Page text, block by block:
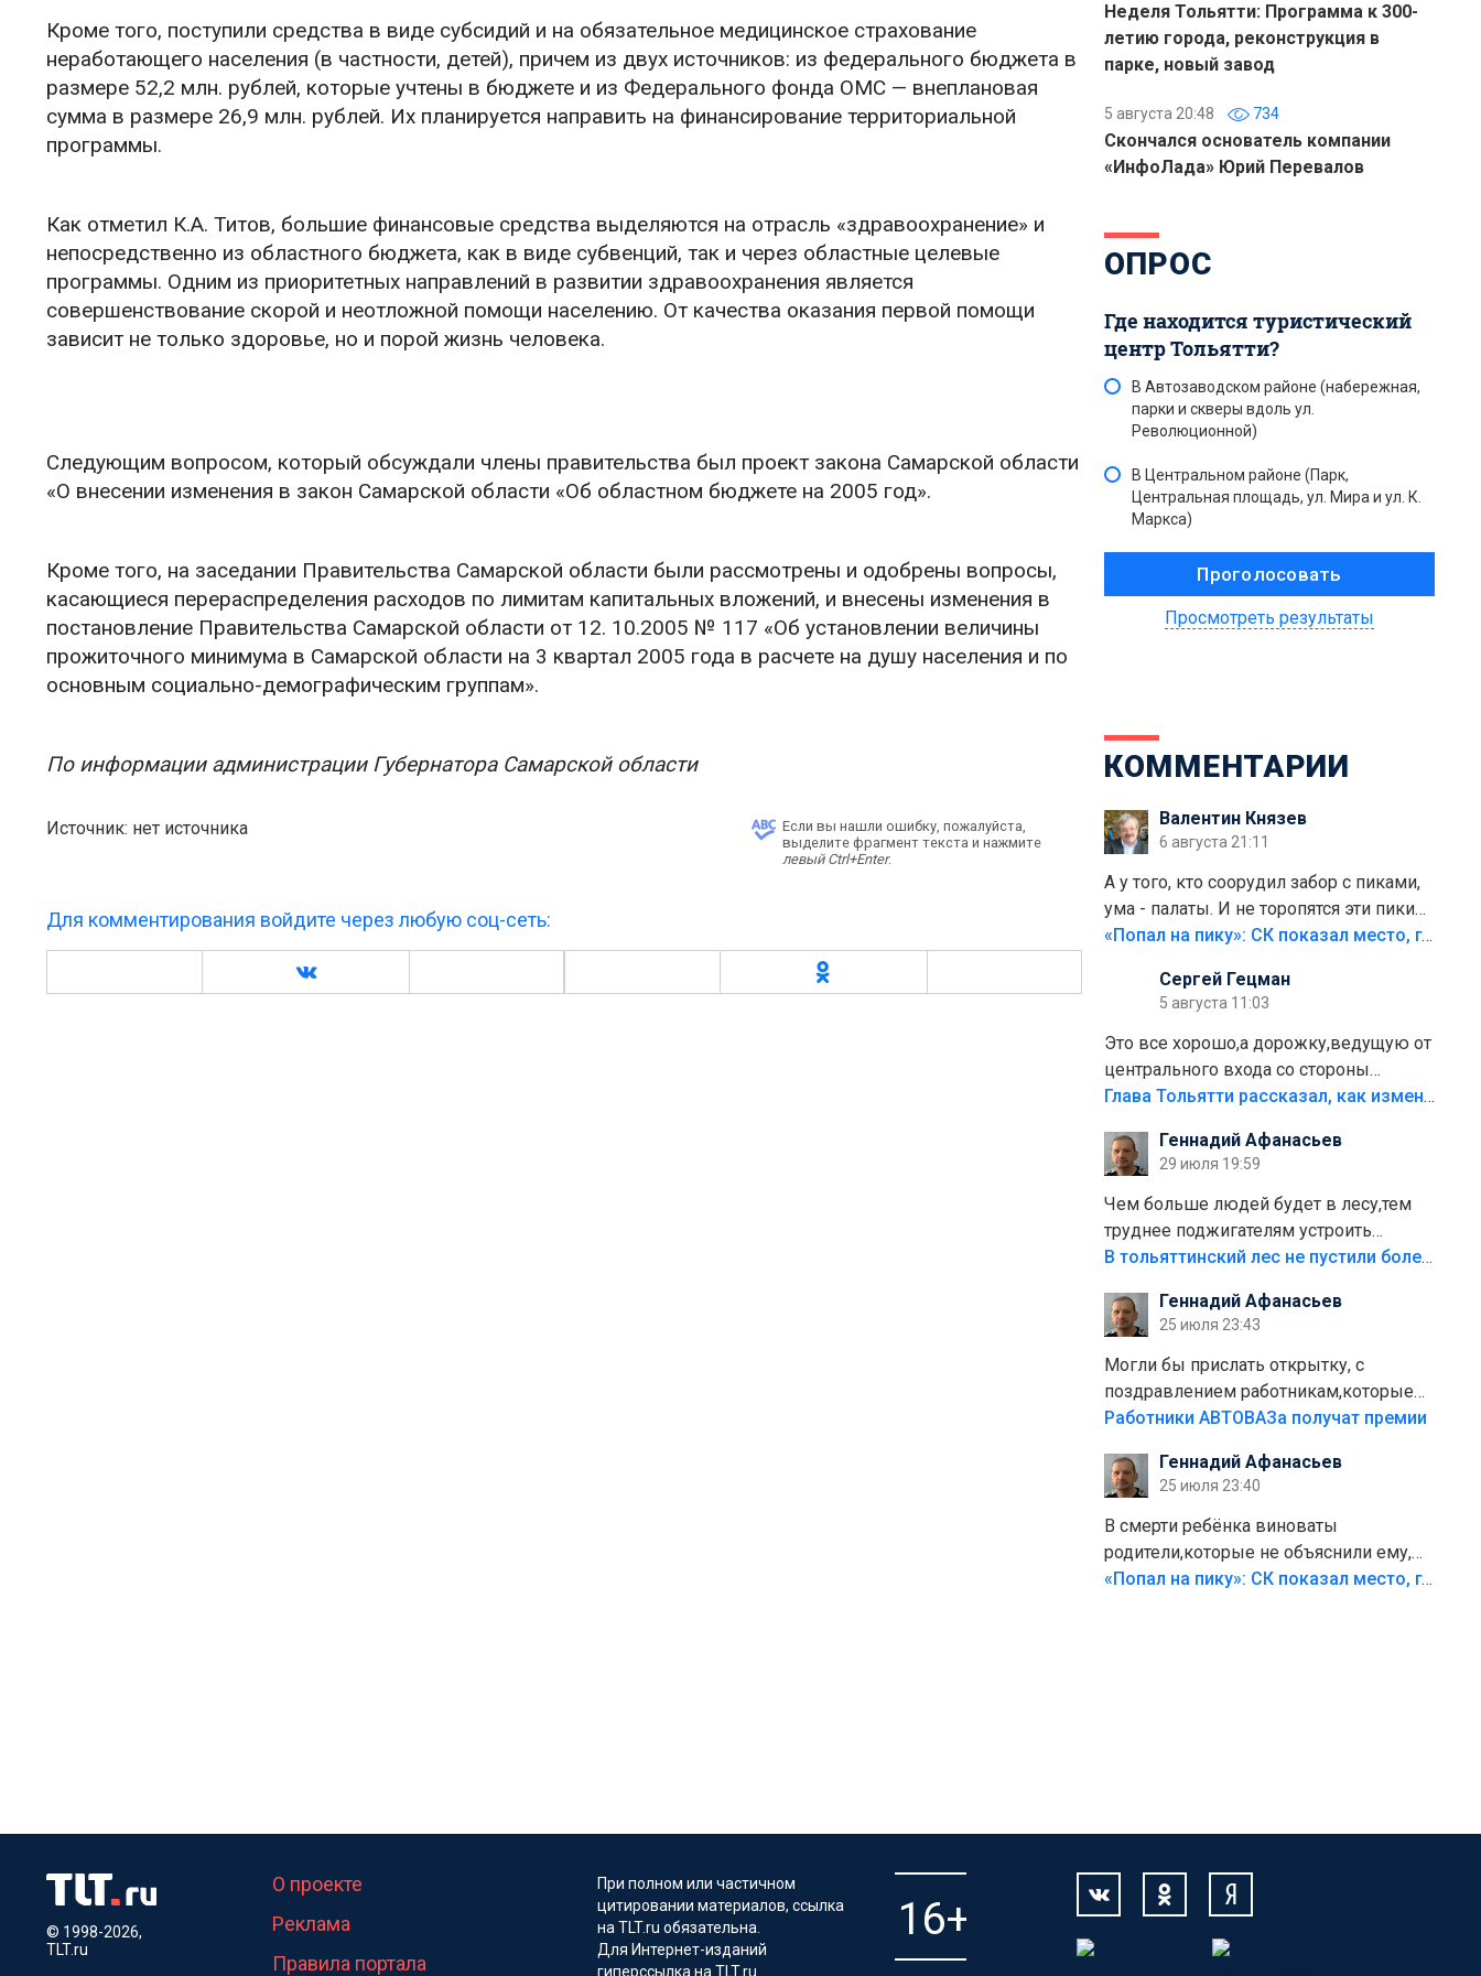
Кроме того, поступили средства в виде субсидий и на обязательное медицинское страхование
неработающего населения (в частности, детей), причем из двух источников: из федерального бюджета в
размере 52,2 млн. рублей, которые учтены в бюджете и из Федерального фонда ОМС — внеплановая
сумма в размере 26,9 млн. рублей. Их планируется направить на финансирование территориальной
программы.
Как отметил К.А. Титов, большие финансовые средства выделяются на отрасль «здравоохранение» и
непосредственно из областного бюджета, как в виде субвенций, так и через областные целевые
программы. Одним из приоритетных направлений в развитии здравоохранения является
совершенствование скорой и неотложной помощи населению. От качества оказания первой помощи
зависит не только здоровье, но и порой жизнь человека.
Следующим вопросом, который обсуждали члены правительства был проект закона Самарской области
«О внесении изменения в закон Самарской области «Об областном бюджете на 2005 год».
Кроме того, на заседании Правительства Самарской области были рассмотрены и одобрены вопросы,
касающиеся перераспределения расходов по лимитам капитальных вложений, и внесены изменения в
постановление Правительства Самарской области от 12. 10.2005 № 117 «Об установлении величины
прожиточного минимума в Самарской области на 3 квартал 2005 года в расчете на душу населения и по
основным социально-демографическим группам».
По информации администрации Губернатора Самарской области
Источник: нет источника
Если вы нашли ошибку, пожалуйста,
выделите фрагмент текста и нажмите
левый Ctrl+Enter.
Для комментирования войдите через любую соц-сеть:
Неделя Тольятти: Программа к 300-
летию города, реконструкция в
парке, новый завод
5 августа 20:48 734
Скончался основатель компании
«ИнфоЛада» Юрий Перевалов
ОПРОС
Где находится туристический
центр Тольятти?
В Автозаводском районе (набережная,
парки и скверы вдоль ул.
Революционной)
В Центральном районе (Парк,
Центральная площадь, ул. Мира и ул. К.
Маркса)
Просмотреть результаты
КОММЕНТАРИИ
Валентин Князев
6 августа 21:11
А у того, кто соорудил забор с пиками,
ума - палаты. И не торопятся эти пики
срезать
«Попал на пику»: СК показал место, где был смертельно травмирован ребенок в Тольятти
Сергей Гецман
5 августа 11:03
Это все хорошо,а дорожку,ведущую от
центрального входа со стороны
кафе"Мираж" к аттракционам слабо
плитки не хватило,т.к.осенью и зимой
лежала в парке и испортилась.Да
еще,видимо,часть украли.
Глава Тольятти рассказал, как изменится парк Центрального района
Геннадий Афанасьев
29 июля 19:59
Чем больше людей будет в лесу,тем
труднее поджигателям устроить
пожар.Тех кто разводит костры,тех
полно стоит,почему водители всё
равно едут в лес? Штрафы мизерные.
В тольяттинский лес не пустили более тысячи автомобилей
Геннадий Афанасьев
25 июля 23:43
Могли бы прислать открытку, с
поздравлением работникам,которые
больше сорока лет отработали на
Работники АВТОВАЗа получат премии
Геннадий Афанасьев
25 июля 23:40
В смерти ребёнка виноваты
родители,которые не объяснили ему,
что такое хорошо и что такое плохо!
«Попал на пику»: СК показал место, где был смертельно травмирован ребенок в Тольятти
© 1998-2026,
TLT.ru
О проекте
Реклама
Правила портала
При полном или частичном
цитировании материалов, ссылка
на TLT.ru обязательна.
Для Интернет-изданий
гиперссылка на TLT.ru